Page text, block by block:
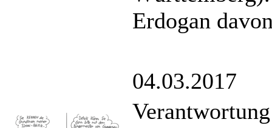
Erdogan
04.03.2017